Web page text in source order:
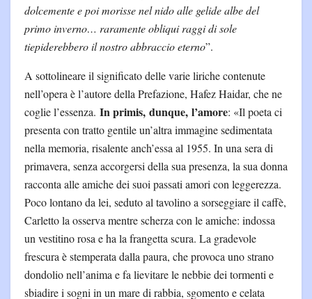
dolcemente e poi morisse nel nido alle gelide albe del
primo inverno… raramente obliqui raggi di sole
tiepiderebbero il nostro abbraccio eterno”.
A sottolineare il significato delle varie liriche contenute
nell’opera è l’autore della Prefazione, Hafez Haidar, che ne
coglie l’essenza. In primis, dunque, l’amore: «Il poeta ci
presenta con tratto gentile un’altra immagine sedimentata
nella memoria, risalente anch’essa al 1955. In una sera di
primavera, senza accorgersi della sua presenza, la sua donna
racconta alle amiche dei suoi passati amori con leggerezza.
Poco lontano da lei, seduto al tavolino a sorseggiare il caffè,
Carletto la osserva mentre scherza con le amiche: indossa
un vestitino rosa e ha la frangetta scura. La gradevole
frescura è stemperata dalla paura, che provoca uno strano
dondolio nell’anima e fa lievitare le nebbie dei tormenti e
sbiadire i sogni in un mare di rabbia, sgomento e celata